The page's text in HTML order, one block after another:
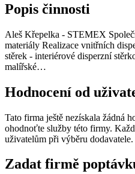
Popis činnosti
Aleš Křepelka - STEMEX
materiály Realizace vnitřních
stěrek - interiérové disperzní
malířské…
Hodnocení od
Tato firma ještě nezískala žádná
ohodnoťte služby této firmy.
uživatelům při výběru dodavatele.
Zadat firmě